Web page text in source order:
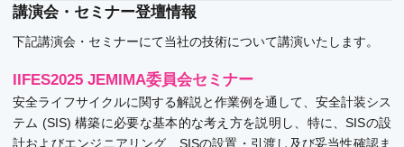
講演会・セミナー登壇情報
下記講演会・セミナーにて当社の技術について講演いたします。
IIFES2025 JEMIMA委員会セミナー
安全ライフサイクルに関する解説と作業例を通して、安全計装シス
テム (SIS) 構築に必要な基本的な考え方を説明し、特に、SISの設
計およびエンジニアリング、SISの設置・引渡し及び妥当性確認ま